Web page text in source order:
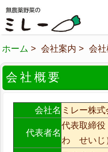
ホーム > 会社案内 > 会社
会社概要
会社名 ミレー株式
代表者名
代表取締
わ せいじ